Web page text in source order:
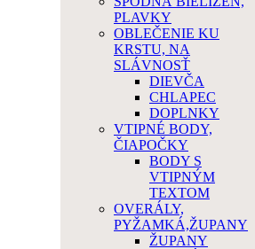
PLAVKY
OBLEČENIE KU
KRSTU, NA
SLÁVNOSŤ
DIEVČA
CHLAPEC
DOPLNKY
VTIPNÉ BODY,
ČIAPOČKY
BODY S
VTIPNÝM
TEXTOM
OVERÁLY,
PYŽAMKÁ,ŽUPANY
ŽUPANY